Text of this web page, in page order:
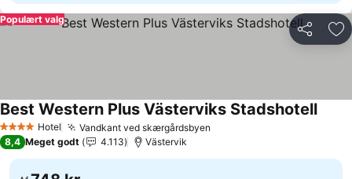
Del
Populært valg
4 StjernerHotel Vandkant ved skærgårdsbyen
Best Western Plus Västerviks Stadshotell
8,4 Meget godt 4.113 Västervik